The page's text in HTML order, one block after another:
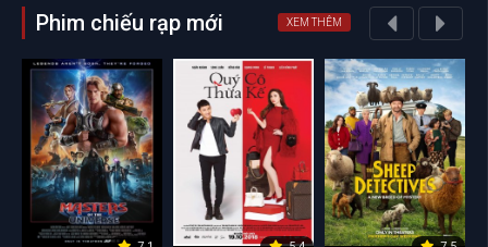
Phim chiếu rạp mới XEM THÊM